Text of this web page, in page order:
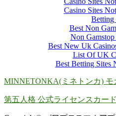
Casino Sites
Betting
Best Non
Non
Best New Uk
List Of UK
Best Betting Sites
MINNETONKA(ミネトンカ)
第五人格 公式ライセンスカー